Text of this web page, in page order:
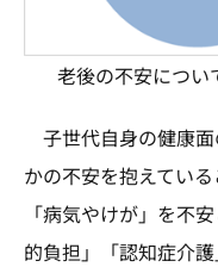
老後の不安につい
子世代自身の健康
かの不安を抱えてい
「病気やけが」を不
的負担」「認知症介